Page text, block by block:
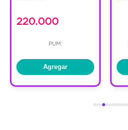
220.000
PUM:
Agregar